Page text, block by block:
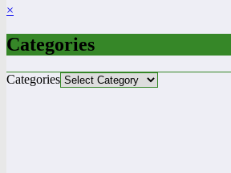
×
Categories
Categories